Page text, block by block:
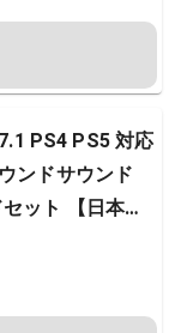
用/自宅ゲーム用
PS4 PS5 対応
ンドサウンド
ット 【日本正
02230100